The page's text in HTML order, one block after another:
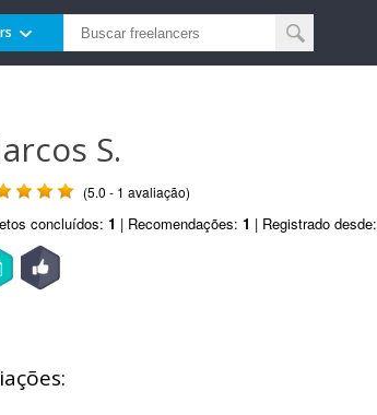
S.
(5.0 - 1 avaliação)
concluídos: 1 | Recomendações: 1 | Registrado desde: